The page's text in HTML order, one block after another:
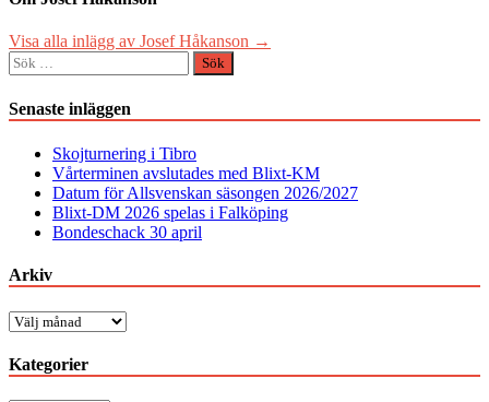
Visa alla inlägg av Josef Håkanson →
Sök
efter:
Senaste inläggen
Skojturnering i Tibro
Vårterminen avslutades med Blixt-KM
Datum för Allsvenskan säsongen 2026/2027
Blixt-DM 2026 spelas i Falköping
Bondeschack 30 april
Arkiv
Arkiv
Kategorier